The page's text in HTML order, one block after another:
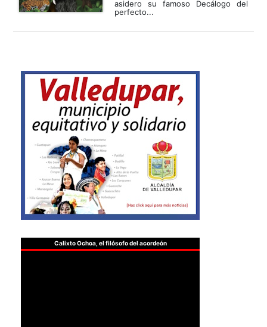
asidero su famoso Decálogo del
perfecto...
Calixto Ochoa, el filósofo del acordeón